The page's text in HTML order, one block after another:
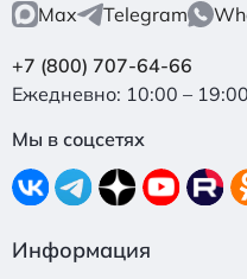
Max Telegram
+7 (800) 707-64-66
Ежедневно: 10:00 –
Мы в соцсетях
Информация